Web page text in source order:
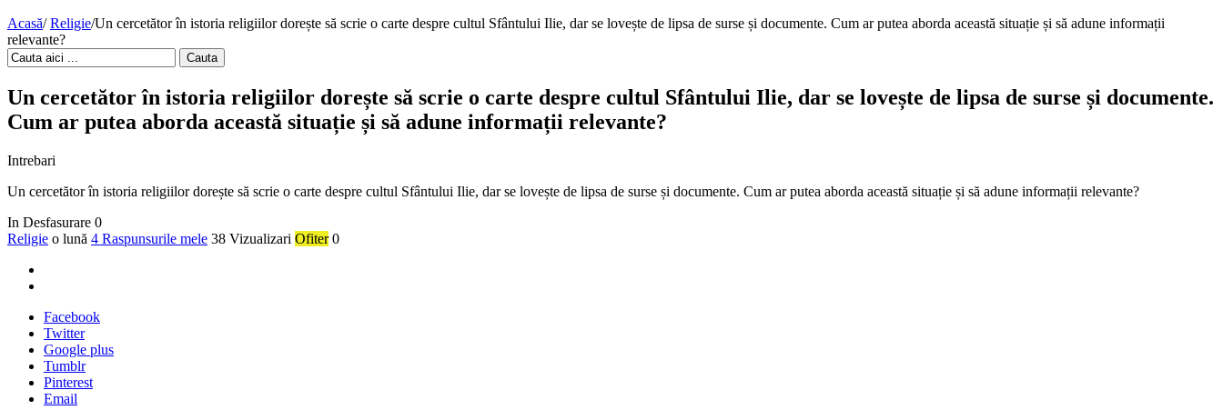
Acasă/ Religie/Un cercetător în istoria religiilor dorește să scrie o carte despre cultul Sfântului Ilie, dar se lovește de lipsa de surse și documente. Cum ar putea aborda această situație și să adune informații
relevante?
Cauta
Un cercetător în istoria religiilor dorește să scrie o carte despre cultul Sfântului Ilie, dar se lovește de lipsa de surse și documente.
Cum ar putea aborda această situație și să adune informații relevante?
Intrebari
Un cercetător în istoria religiilor dorește să scrie o carte despre cultul Sfântului Ilie, dar se lovește de lipsa de surse și documente. Cum ar putea aborda această situație și să adune informații relevante?
In Desfasurare 0
Religie o lună 4 Raspunsurile mele 38 Vizualizari Ofiter 0
Facebook
Twitter
Google plus
Tumblr
Pinterest
Email